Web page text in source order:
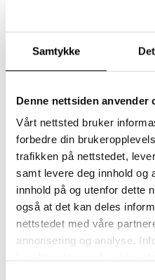
Samtykke
Denne nettsiden anvender
Vårt nettsted bruker
forbedre din
trafikken på nettstedet,
samt levere deg innhold og
innhold på og utenfor dette
også at det kan deles
nettstedet med våre
annonsering og analyse.
Send e-post